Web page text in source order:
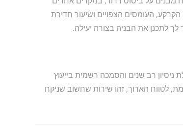
העומסים הצפויים ושיעור חדירת
לתכנן את הבניה בצורה יעילה.
רב שנים והסמכה רשמית בייעוץ
לטווח הארוך, זהו שירות שחשוב שניקח